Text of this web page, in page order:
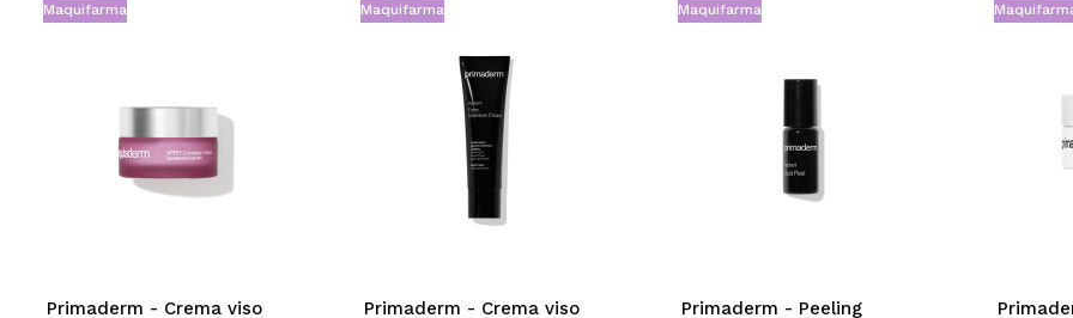
Maquifarma
Primaderm - Crema viso
Maquifarma
Primaderm - Crema viso
Maquifarma
Primaderm - Peeling